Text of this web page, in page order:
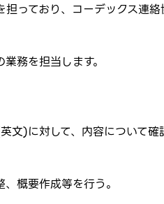
っており、コーデックス連
務を担当します。
文)に対して、内容について
概要作成等を行う。